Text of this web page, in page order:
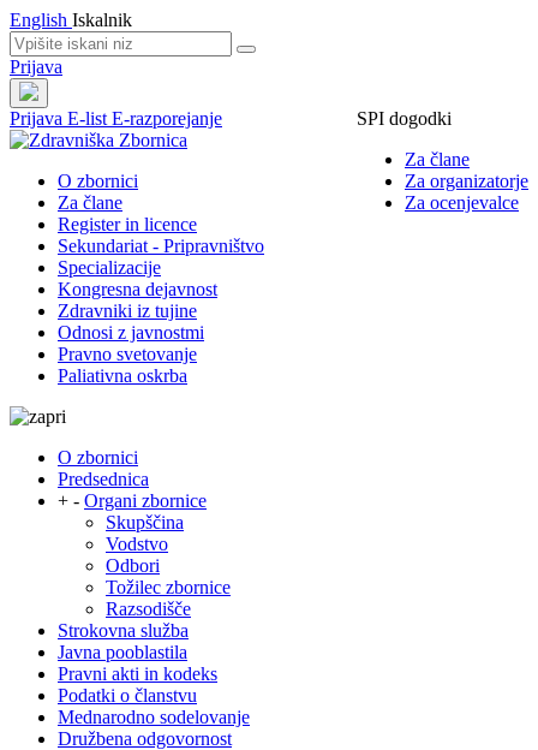
English Iskalnik
Prijava
Prijava
SPI dogodki
Za člane
Za organizatorje
Za ocenjevalce
E-list E-razporejanje
O zbornici
Za člane
Register in licence
Sekundariat - Pripravništvo
Specializacije
Kongresna dejavnost
Zdravniki iz tujine
Odnosi z javnostmi
Pravno svetovanje
Paliativna oskrba
O zbornici
Predsednica
+ - Organi zbornice
Skupščina
Vodstvo
Odbori
Tožilec zbornice
Razsodišče
Strokovna služba
Javna pooblastila
Pravni akti in kodeks
Podatki o članstvu
Mednarodno sodelovanje
Družbena odgovornost